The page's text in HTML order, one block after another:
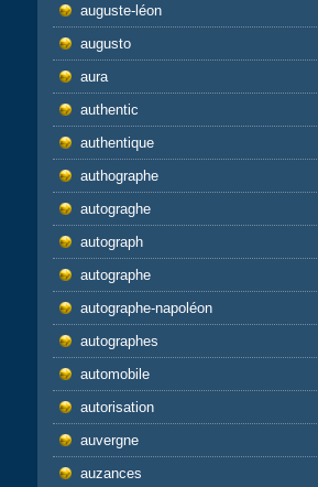
auguste-léon
augusto
aura
authentic
authentique
authographe
autograghe
autograph
autographe
autographe-napoléon
autographes
automobile
autorisation
auvergne
auzances